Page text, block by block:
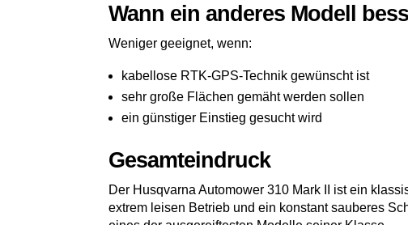
Wann ein anderes Modell
Weniger geeignet, wenn:
kabellose RTK-GPS-Technik gewünscht ist
sehr große Flächen gemäht werden sollen
ein günstiger Einstieg gesucht wird
Gesamteindruck
Der Husqvarna Automower 310 Mark II ist ein
extrem leisen Betrieb und ein konstant sauberes